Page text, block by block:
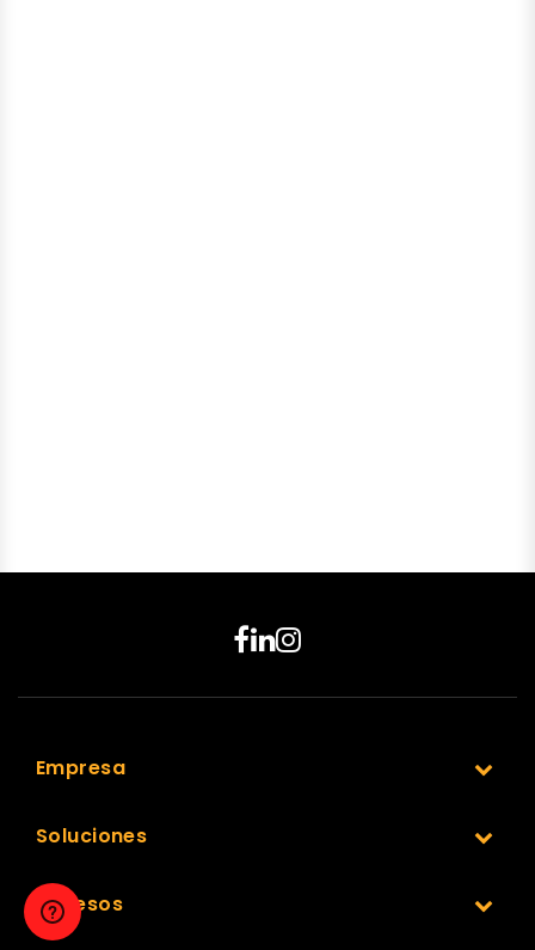
Empresa
Soluciones
Accesos